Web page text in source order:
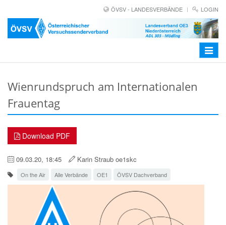
ÖVSV - LANDESVERBÄNDE LOGIN
Toggle
Wienrundspruch am Internationalen
Frauentag
Download PDF
09.03.20, 18:45 Karin Straub oe1skc
On the Air Alle Verbände OE1 ÖVSV Dachverband